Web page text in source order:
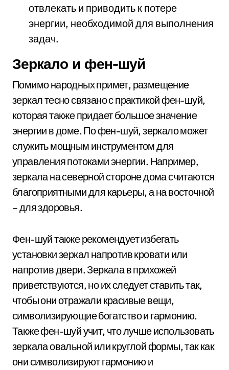
отвлекать и приводить к потере
энергии, необходимой для выполнения
задач.
Зеркало и фен-шуй
Помимо народных примет, размещение
зеркал тесно связано с практикой фен-шуй,
которая также придает большое значение
энергии в доме. По фен-шуй, зеркало может
служить мощным инструментом для
управления потоками энергии. Например,
зеркала на северной стороне дома считаются
благоприятными для карьеры, а на восточной
– для здоровья.
Фен-шуй также рекомендует избегать
установки зеркал напротив кровати или
напротив двери. Зеркала в прихожей
приветствуются, но их следует ставить так,
чтобы они отражали красивые вещи,
символизирующие богатство и гармонию.
Также фен-шуй учит, что лучше использовать
зеркала овальной или круглой формы, так как
они символизируют гармонию и